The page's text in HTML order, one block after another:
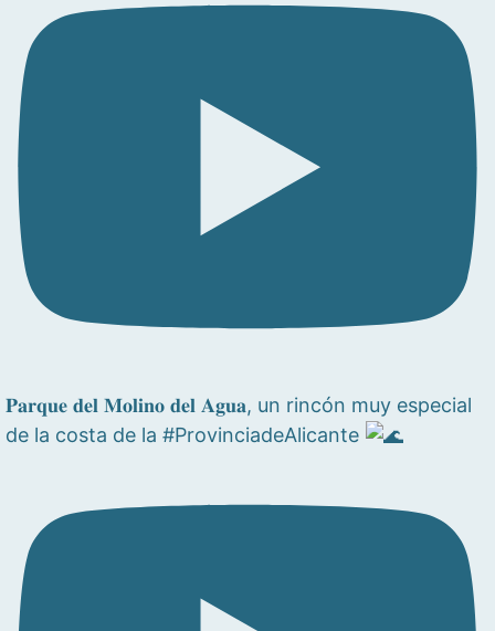
𝐏𝐚𝐫𝐪𝐮𝐞 𝐝𝐞𝐥 𝐌𝐨𝐥𝐢𝐧𝐨 𝐝𝐞𝐥 𝐀𝐠𝐮𝐚, un rincón muy especial
de la costa de la #ProvinciadeAlicante